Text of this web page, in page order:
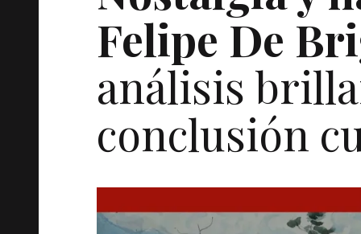
Felipe De
análisis
conclusión